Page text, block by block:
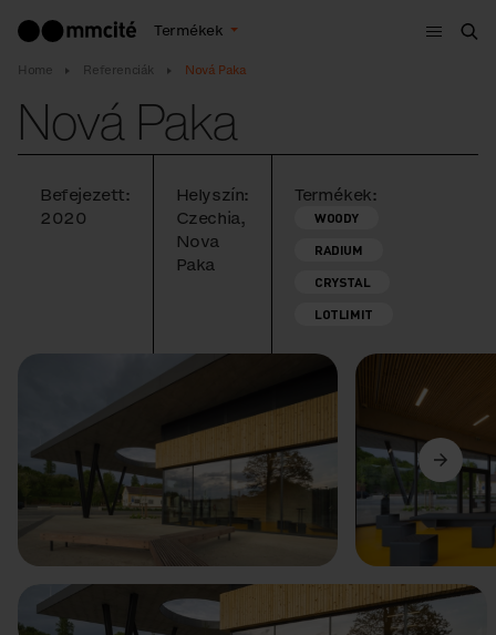
Termékek
Menü
Home Referenciák Nová Paka
Nová Paka
Befejezett:
2020
Helyszín:
Czechia,
Nova
Paka
Termékek:
WOODY
RADIUM
CRYSTAL
LOTLIMIT
Előző Következő